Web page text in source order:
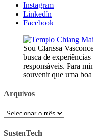
Instagram
LinkedIn
Facebook
Sou Clarissa
busca de experiências
responsáveis. Para
souvenir que uma
Arquivos
Arquivos
SustenTech